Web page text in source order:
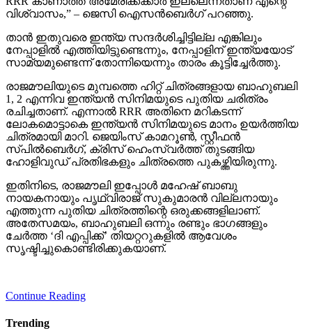
വിശ്വാസം,” – ജെസി ഐസന്‍ബെര്‍ഗ് പറഞ്ഞു.
താന്‍ ഇതുവരെ ഇന്ത്യ സന്ദര്‍ശിച്ചിട്ടില്ല എങ്കിലും
നേപ്പാളില്‍ എത്തിയിട്ടുണ്ടെന്നും, നേപ്പാളിന് ഇന്ത്യയോട്
സാമ്യമുണ്ടെന്ന് തോന്നിയെന്നും താരം കൂട്ടിച്ചേര്‍ത്തു.
രാജമൗലിയുടെ മുമ്പത്തെ ഹിറ്റ് ചിത്രങ്ങളായ ബാഹുബലി
1, 2 എന്നിവ ഇന്ത്യന്‍ സിനിമയുടെ പുതിയ ചരിത്രം
രചിച്ചതാണ്. എന്നാല്‍ RRR അതിനെ മറികടന്ന്
ലോകമൊട്ടാകെ ഇന്ത്യന്‍ സിനിമയുടെ മാനം ഉയര്‍ത്തിയ
ചിത്രമായി മാറി. ജെയിംസ് കാമറൂണ്‍, സ്റ്റീഫന്‍
സ്പില്‍ബെര്‍ഗ്, ക്രിസ് ഹെംസ്വര്‍ത്ത് തുടങ്ങിയ
ഹോളിവുഡ് പ്രതിഭകളും ചിത്രത്തെ പുകഴ്ത്തിയിരുന്നു.
ഇതിനിടെ, രാജമൗലി ഇപ്പോള്‍ മഹേഷ് ബാബു
നായകനായും പൃഥ്വിരാജ് സുകുമാരന്‍ വില്ലനായും
എത്തുന്ന പുതിയ ചിത്രത്തിന്റെ ഒരുക്കങ്ങളിലാണ്.
അതേസമയം, ബാഹുബലി ഒന്നും രണ്ടും ഭാഗങ്ങളും
ചേര്‍ത്ത ‘ദി എപ്പിക്ക്’ തിയറ്ററുകളില്‍ ആവേശം
സൃഷ്ടിച്ചുകൊണ്ടിരിക്കുകയാണ്.
Continue Reading
Trending